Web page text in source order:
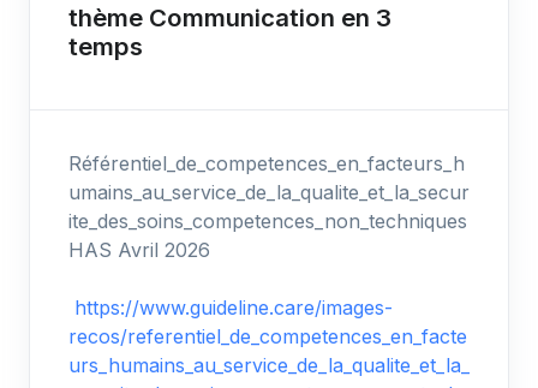
thème Communication en 3
temps
Référentiel_de_competences_en_facteurs_h
umains_au_service_de_la_qualite_et_la_secur
ite_des_soins_competences_non_techniques
HAS Avril 2026
https://www.guideline.care/images-
recos/referentiel_de_competences_en_facte
urs_humains_au_service_de_la_qualite_et_la_